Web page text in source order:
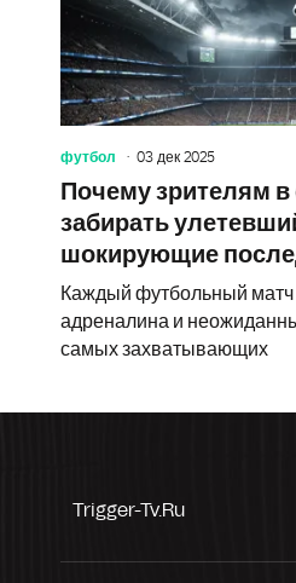
футбол 03 дек 2025
Почему зрителям
забирать
шокирующие
Каждый футбольный матч
адреналина и
самых захватывающих
Trigger-Tv.ru